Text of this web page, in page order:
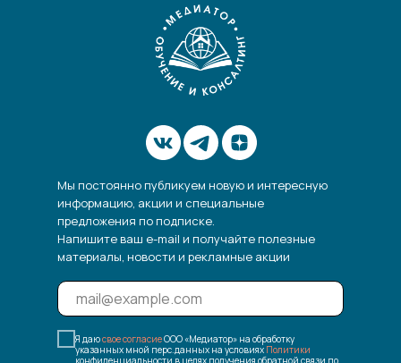
Мы постоянно публикуем новую и интересную
информацию, акции и специальные
предложения по подписке.
Напишите ваш e-mail и получайте полезные
материалы, новости и рекламные акции
Я даюсвое согласиеООО «Медиатор» на обработку
указанных мной перс.данных на условиях Политики
конфиденциальности в целях получения обратной связи по